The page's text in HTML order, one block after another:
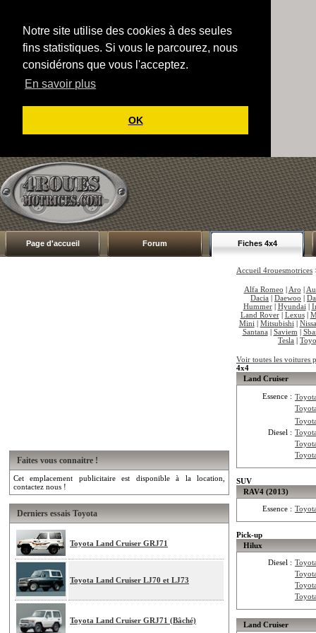
Notre site utilise des cookies à des seules
fins statistiques. Si vous le parcourez, nous
considérons que vous l'acceptez.
En savoir plus
OK
Page d'accueil Forum Fiches 4x4
Faites vous connaitre !
Cet emplacement publicitaire est disponible à la location,
contactez nous !
Derniers essais Toyota
Toyota Land Cruiser GRJ71
Toyota Land Cruiser LJ70 et LJ73
Toyota Land Cruiser GRJ71 (Bâché)
Accueil 4rouesmotrices
Alfa Romeo | Aro |
Dacia | Daewoo |
Hummer| Hyundai |
Land Rover| Lexus|
Mini | Mitsubishi |
Santana | Saviem |
Tesla |
Voir toutes les voitures
4x4
Land Cruiser
Essence :
Diesel :
SUV
RAV4 (2013)
Essence :
Pick-up
Hilux
Diesel :
Land Cruiser